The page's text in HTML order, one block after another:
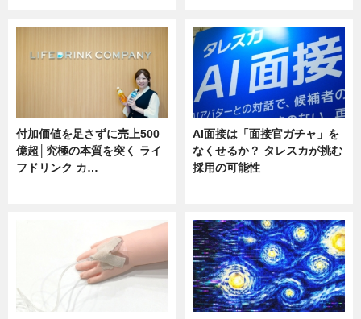
付加価値を足さずに売上500
億超│究極の本質を突く ライ
フドリンク カ…
AI面接は「面接官ガチャ」を
なくせるか？ タレスカが挑む
採用の可能性